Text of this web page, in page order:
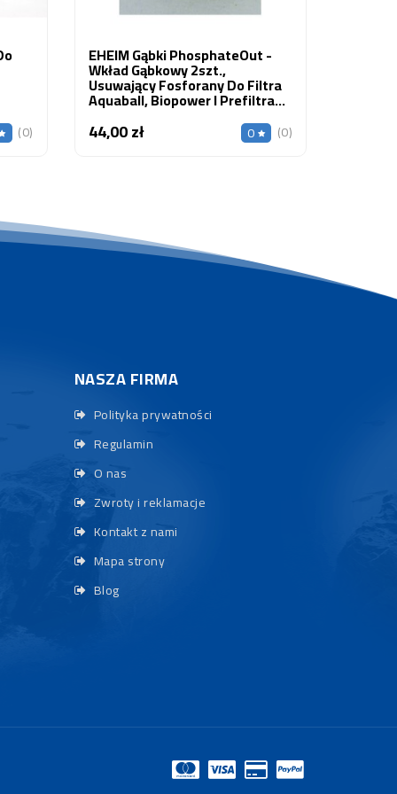
(0)
EHEIM Gąbki PhosphateOut -
Wkład Gąbkowy 2szt.,
Usuwający Fosforany Do Filtra
Aquaball, Biopower I Prefiltra
40
44,00 złCena 0 (0)
NASZA FIRMA
Polityka prywatności
Regulamin
O nas
Zwroty i reklamacje
Kontakt z nami
Mapa strony
Blog